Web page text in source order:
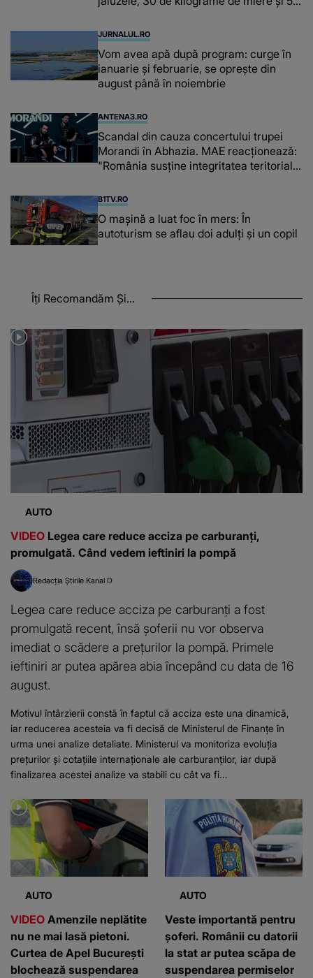
JURNALUL.RO
Vom avea apă după program: curge în
ianuarie și februarie, se oprește din
august până în noiembrie
ANTENA3.RO
Scandal din cauza concertului trupei
Morandi în Abhazia. MAE reacționează:
"România susține integritatea teritorială
B1TV.RO
O maşină a luat foc în mers: În
autoturism se aflau doi adulți și un copil
Îți Recomandăm Și...
AUTO
VIDEO Legea care reduce acciza pe carburanți,
promulgată. Când vedem ieftiniri la pompă
Redacția Știrile Kanal D
Legea care reduce acciza pe carburanți a fost
promulgată recent, însă șoferii nu vor observa
imediat o scădere a prețurilor la pompă. Primele
ieftiniri ar putea apărea abia începând cu data de 16
august.
Motivul întârzierii constă în faptul că acciza este una dinamică,
iar reducerea acesteia va fi decisă de Ministerul de Finanțe în
urma unei analize detaliate. Ministerul va monitoriza evoluția
prețurilor și cotațiile internaționale ale carburanților, iar după
finalizarea acestei analize va stabili cu cât va fi...
AUTO
VIDEO Amenzile neplătite
nu ne mai lasă pietoni.
Curtea de Apel București
blochează suspendarea
AUTO
Veste importantă pentru
șoferi. Românii cu datorii
la stat ar putea scăpa de
suspendarea permiselor